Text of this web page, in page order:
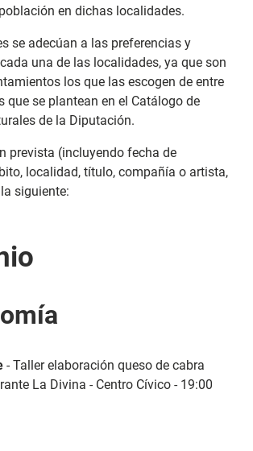
en dichas localidades.
se adecúan a las preferencias y
una de las localidades, ya que son
los que las escogen de entre
que se plantean en el Catálogo de
de la Diputación.
prevista (incluyendo fecha de
localidad, título, compañía o artista,
siguiente:
- Taller elaboración queso de cabra
La Divina - Centro Cívico - 19:00